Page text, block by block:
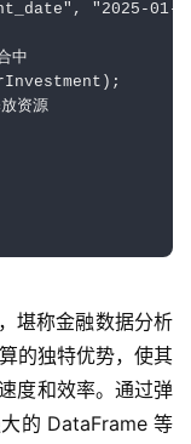
"2025-01-
中
资源
堪称金融数据分析
的独特优势，使其
度和效率。通过弹
的 DataFrame 等